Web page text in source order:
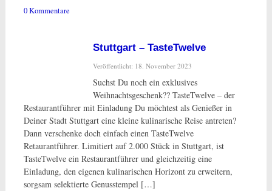
0 Kommentare
Stuttgart – TasteTwelve
Veröffentlicht: 18. November 2023
Suchst Du noch ein exklusives
Weihnachtsgeschenk?? TasteTwelve – der
Restaurantführer mit Einladung Du möchtest als Genießer in
Deiner Stadt Stuttgart eine kleine kulinarische Reise antreten?
Dann verschenke doch einfach einen TasteTwelve
Retaurantführer. Limitiert auf 2.000 Stück in Stuttgart, ist
TasteTwelve ein Restaurantführer und gleichzeitig eine
Einladung, den eigenen kulinarischen Horizont zu erweitern,
sorgsam selektierte Genusstempel […]